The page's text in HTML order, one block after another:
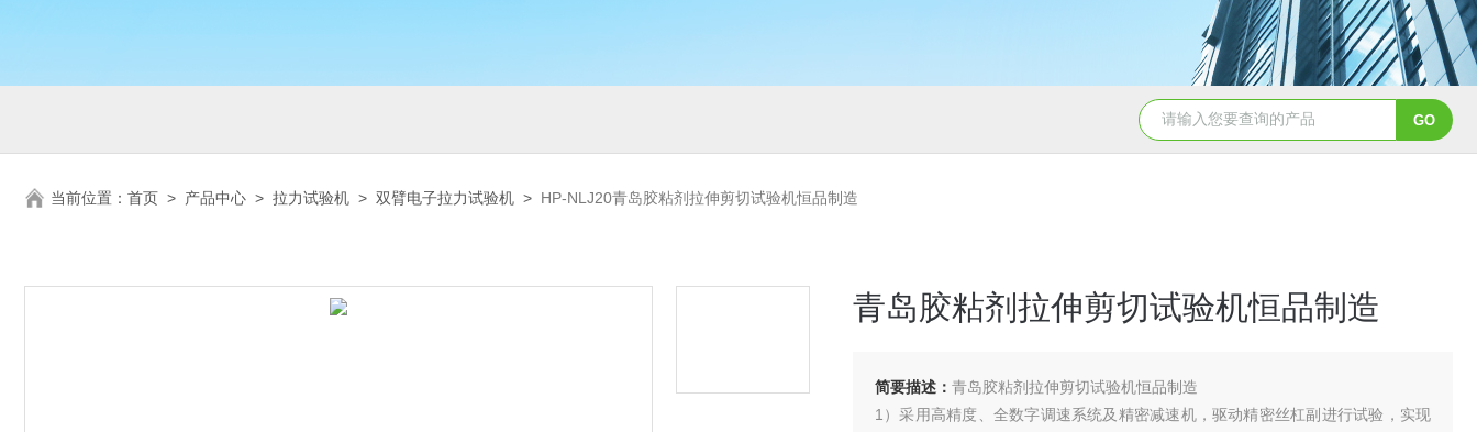
当前位置： 首页 > 产品中心 > 拉力试验机 > 双臂电子拉力试验机 > HP-NLJ20青岛胶粘剂拉伸剪切试验机恒品制造
青岛胶粘剂拉伸剪切试验机恒品制造
简要描述： 青岛胶粘剂拉伸剪切试验机恒品制造
1）采用高精度、全数字调速系统及精密减速机，驱动精密丝杠副进行试验，实现